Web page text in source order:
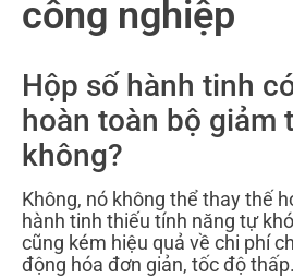
công nghiệp
Hộp số hành tinh
hoàn toàn bộ giảm
không?
Không, nó không thể thay thế
hành tinh thiếu tính năng tự
cũng kém hiệu quả về chi phí
động hóa đơn giản, tốc độ thấp.